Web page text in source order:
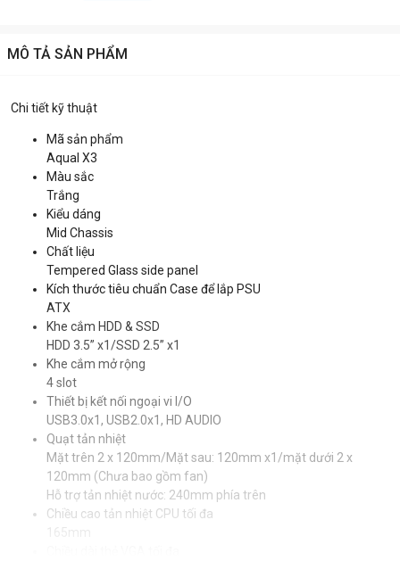
MÔ TẢ SẢN PHẨM
Chi tiết kỹ thuật
Mã sản phẩm
Aqual X3
Màu sắc
Trắng
Kiểu dáng
Mid Chassis
Chất liệu
Tempered Glass side panel
Kích thước tiêu chuẩn Case để lắp PSU
ATX
Khe cắm HDD & SSD
HDD 3.5” x1/SSD 2.5” x1
Khe cắm mở rộng
4 slot
Thiết bị kết nối ngoại vi I/O
USB3.0x1, USB2.0x1, HD AUDIO
Quạt tản nhiệt
Mặt trên 2 x 120mm/Mặt sau: 120mm x1/mặt dưới 2 x
120mm (Chưa bao gồm fan)
Hỗ trợ tản nhiệt nước: 240mm phía trên
Chiều cao tản nhiệt CPU tối đa
165mm